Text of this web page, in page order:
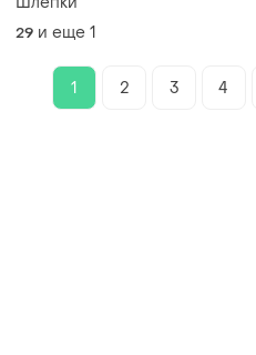
29 и еще 1
1 2 3 4